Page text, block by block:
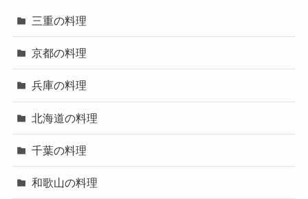
三重の料理
京都の料理
兵庫の料理
北海道の料理
千葉の料理
和歌山の料理